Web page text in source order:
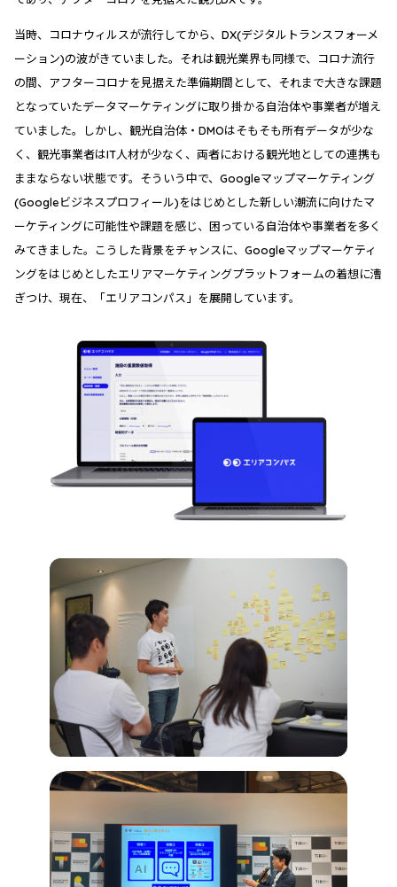
当時、コロナウィルスが流行してから、DX(デジタルトランスフォーメ
ーション)の波がきていました。それは観光業界も同様で、コロナ流行
の間、アフターコロナを見据えた準備期間として、それまで大きな課題
となっていたデータマーケティングに取り掛かる自治体や事業者が増え
ていました。しかし、観光自治体・DMOはそもそも所有データが少な
く、観光事業者はIT人材が少なく、両者における観光地としての連携も
ままならない状態です。そういう中で、Googleマップマーケティング
(Googleビジネスプロフィール)をはじめとした新しい潮流に向けたマ
ーケティングに可能性や課題を感じ、困っている自治体や事業者を多く
みてきました。こうした背景をチャンスに、Googleマップマーケティ
ングをはじめとしたエリアマーケティングプラットフォームの着想に漕
ぎつけ、現在、「エリアコンパス」を展開しています。